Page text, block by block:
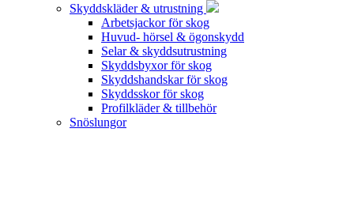
Skyddskläder & utrustning
Arbetsjackor för skog
Huvud- hörsel & ögonskydd
Selar & skyddsutrustning
Skyddsbyxor för skog
Skyddshandskar för skog
Skyddsskor för skog
Profilkläder & tillbehör
Snöslungor